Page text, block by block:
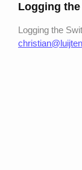
Logging
Logging the